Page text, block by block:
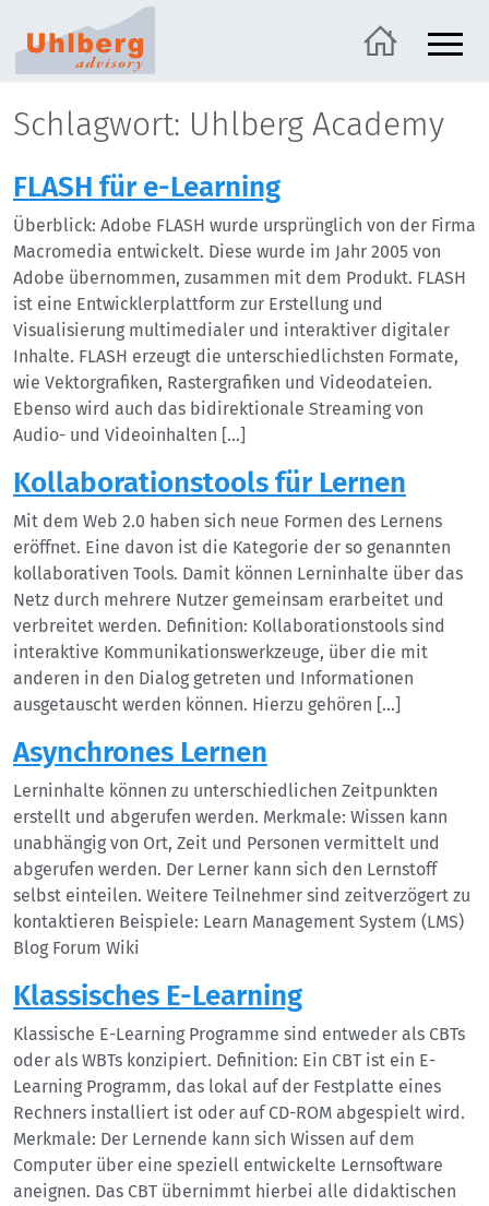
Schlagwort: Uhlberg Academy
FLASH für e-Learning
Überblick: Adobe FLASH wurde ursprünglich von der Firma
Macromedia entwickelt. Diese wurde im Jahr 2005 von
Adobe übernommen, zusammen mit dem Produkt. FLASH
ist eine Entwicklerplattform zur Erstellung und
Visualisierung multimedialer und interaktiver digitaler
Inhalte. FLASH erzeugt die unterschiedlichsten Formate,
wie Vektorgrafiken, Rastergrafiken und Videodateien.
Ebenso wird auch das bidirektionale Streaming von
Audio- und Videoinhalten […]
Kollaborationstools für Lernen
Mit dem Web 2.0 haben sich neue Formen des Lernens
eröffnet. Eine davon ist die Kategorie der so genannten
kollaborativen Tools. Damit können Lerninhalte über das
Netz durch mehrere Nutzer gemeinsam erarbeitet und
verbreitet werden. Definition: Kollaborationstools sind
interaktive Kommunikationswerkzeuge, über die mit
anderen in den Dialog getreten und Informationen
ausgetauscht werden können. Hierzu gehören […]
Asynchrones Lernen
Lerninhalte können zu unterschiedlichen Zeitpunkten
erstellt und abgerufen werden. Merkmale: Wissen kann
unabhängig von Ort, Zeit und Personen vermittelt und
abgerufen werden. Der Lerner kann sich den Lernstoff
selbst einteilen. Weitere Teilnehmer sind zeitverzögert zu
kontaktieren Beispiele: Learn Management System (LMS)
Blog Forum Wiki
Klassisches E-Learning
Klassische E-Learning Programme sind entweder als CBTs
oder als WBTs konzipiert. Definition: Ein CBT ist ein E-
Learning Programm, das lokal auf der Festplatte eines
Rechners installiert ist oder auf CD-ROM abgespielt wird.
Merkmale: Der Lernende kann sich Wissen auf dem
Computer über eine speziell entwickelte Lernsoftware
aneignen. Das CBT übernimmt hierbei alle didaktischen